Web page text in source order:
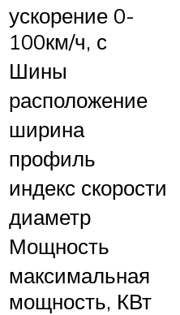
ускорение 0-
100км/ч, с
Шины
расположение
ширина
профиль
индекс скорости
диаметр
Мощность
максимальная
мощность, КВт